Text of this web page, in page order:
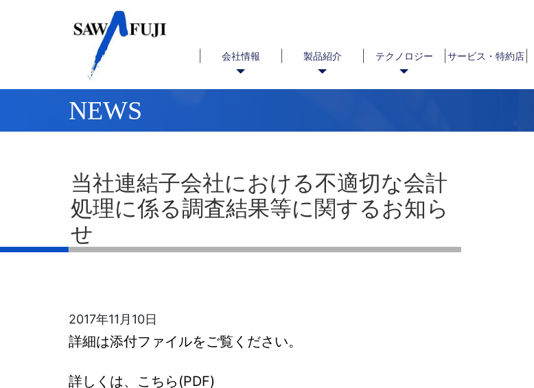
会社情報 製品紹介 テクノロジー サービス・特約店
NEWS
当社連結子会社における不適切な会計
処理に係る調査結果等に関するお知ら
せ
2017年11月10日
詳細は添付ファイルをご覧ください。
詳しくは、こちら(PDF)